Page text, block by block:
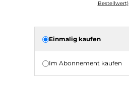
Bestellwert)
Einmalig kaufen
Im Abonnement kaufen